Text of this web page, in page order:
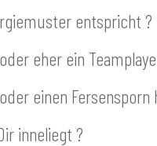
entspricht ?
eher ein
einen Fersensporn
inneliegt ?